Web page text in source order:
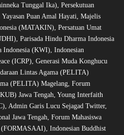
Tunggal Ika), Persekutuan
Puan Amal Hayati, Majelis
(MATAKIN), Persatuan Umat
Parisada Hindu Dharma Indonesia
(KWI), Indonesian
(ICRP), Generasi Muda Konghucu
Lintas Agama (PELITA)
(PELITA) Magelang, Forum
Jawa Tengah, Young Interfaith
Admin Garis Lucu Sejagad Twitter,
Jawa Tengah, Forum Mahasiswa
(FORMASAAI), Indonesian Buddhist